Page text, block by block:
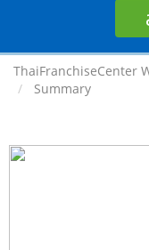
ThaiFranchiseCenter
Summary